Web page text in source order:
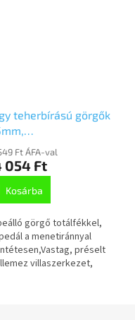
teherbírású görgők
Ft ÁFA-val
054 Ft
Kosárba
görgő totálfékkel,
a menetiránnyal
préselt
villaszerkezet,